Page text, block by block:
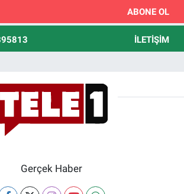
ABONE OL
İLETIŞIM
Gerçek Haber